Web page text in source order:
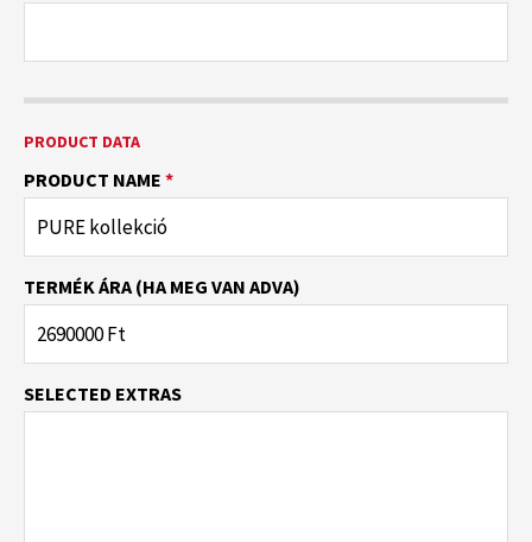
PRODUCT DATA
PRODUCT NAME *
TERMÉK ÁRA (HA MEG VAN ADVA)
SELECTED EXTRAS